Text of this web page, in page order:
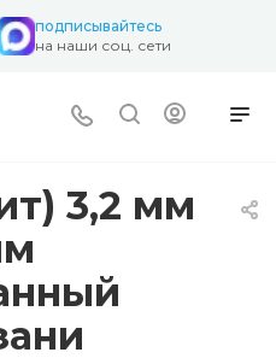
подписывайтесь
на наши соц. сети
3,2 мм